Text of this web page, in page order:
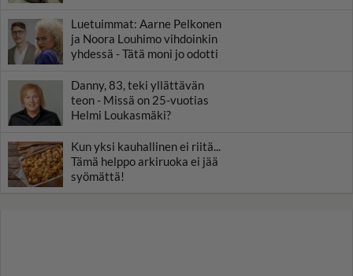
Luetuimmat: Aarne Pelkonen
ja Noora Louhimo vihdoinkin
yhdessä - Tätä moni jo odotti
Danny, 83, teki yllättävän
teon - Missä on 25-vuotias
Helmi Loukasmäki?
Kun yksi kauhallinen ei riitä...
Tämä helppo arkiruoka ei jää
syömättä!